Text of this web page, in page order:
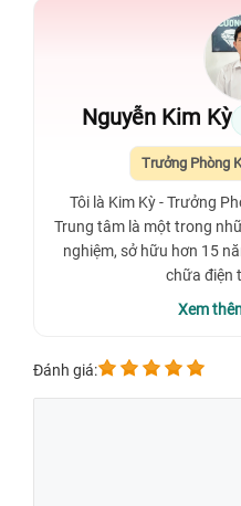
Nguyễn Kim Kỳ
Trưởng Phòng
Tôi là Kim Kỳ - Trưởng
Trung tâm là một trong
nghiệm, sở hữu hơn 15
chữa điện
Xem
Đánh giá: